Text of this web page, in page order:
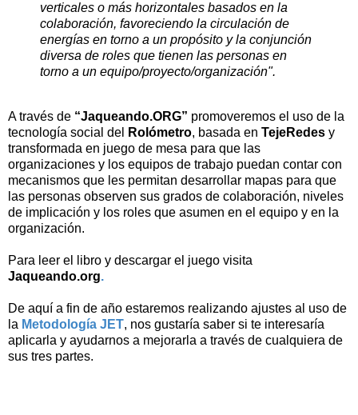
verticales o más horizontales basados en la
colaboración, favoreciendo la circulación de
energías en torno a un propósito y la conjunción
diversa de roles que tienen las personas en
torno a un equipo/proyecto/organización".
A través de “Jaqueando.ORG” promoveremos el uso de la
tecnología social del
Rolómetro, basada en TejeRedes y
transformada en juego de mesa para que las
organizaciones y los equipos de trabajo puedan contar con
mecanismos que les permitan desarrollar mapas para que
las personas observen sus grados de colaboración, niveles
de implicación y los roles que asumen en el equipo y en la
organización.
Para leer el libro y descargar el juego visita
Jaqueando.org.
De aquí a fin de año estaremos realizando ajustes al uso de
la Metodología JET, nos gustaría saber si te interesaría
aplicarla y ayudarnos a mejorarla a través de cualquiera de
sus tres partes.